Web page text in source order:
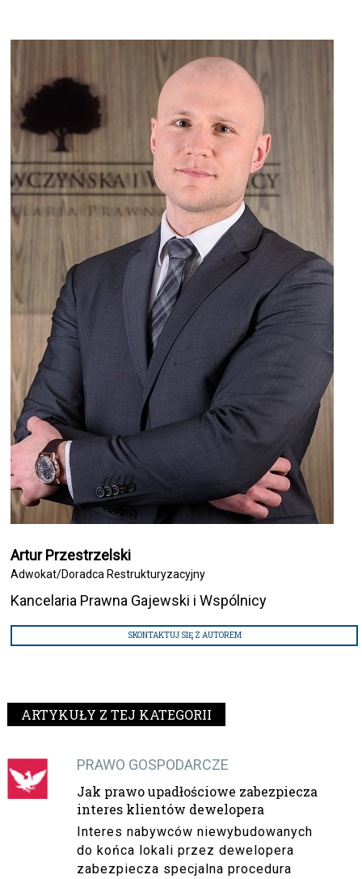
Artur Przestrzelski
Adwokat/Doradca Restrukturyzacyjny
Kancelaria Prawna Gajewski i Wspólnicy
SKONTAKTUJ SIĘ Z AUTOREM
ARTYKUŁY Z TEJ KATEGORII
PRAWO GOSPODARCZE
Jak prawo upadłościowe zabezpiecza
interes klientów dewelopera
Interes nabywców niewybudowanych
do końca lokali przez dewelopera
zabezpiecza specjalna procedura